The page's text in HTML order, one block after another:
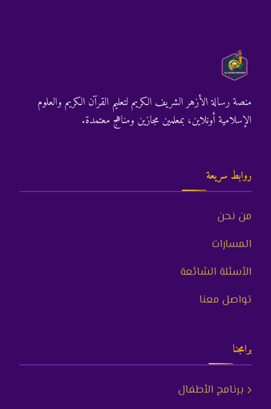
منصة رسالة الأزهر الشريف الكريم لتعليم القرآن الكريم والعلوم
الإسلامية أونلاين، بمعلمين مجازين ومناهج معتمدة.
روابط سريعة
من نحن
المسارات
الأسئلة الشائعة
تواصل معنا
برامجنا
برنامج الأطفال